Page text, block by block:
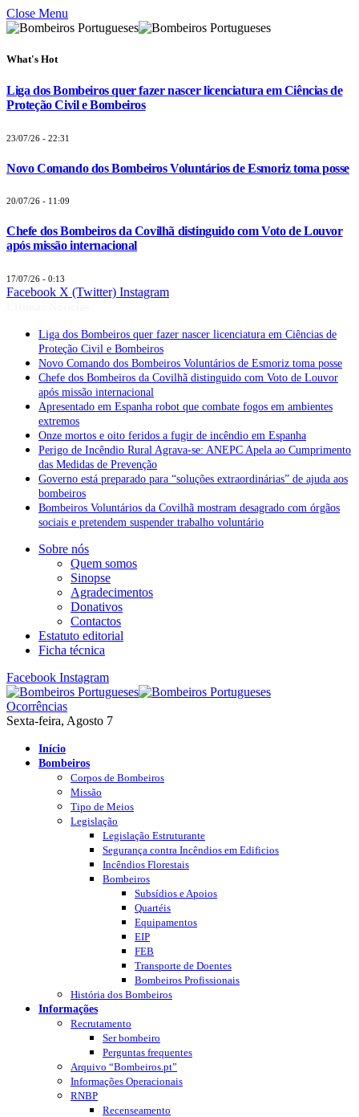
Close Menu
What's Hot
Liga dos Bombeiros quer fazer nascer licenciatura em Ciências de
Proteção Civil e Bombeiros
23/07/26 - 22:31
Novo Comando dos Bombeiros Voluntários de Esmoriz toma posse
20/07/26 - 11:09
Chefe dos Bombeiros da Covilhã distinguido com Voto de Louvor
após missão internacional
17/07/26 - 0:13
Facebook X (Twitter) Instagram
Liga dos Bombeiros quer fazer nascer licenciatura em Ciências de
Proteção Civil e Bombeiros
Novo Comando dos Bombeiros Voluntários de Esmoriz toma posse
Chefe dos Bombeiros da Covilhã distinguido com Voto de Louvor
após missão internacional
Apresentado em Espanha robot que combate fogos em ambientes
extremos
Onze mortos e oito feridos a fugir de incêndio em Espanha
Perigo de Incêndio Rural Agrava-se: ANEPC Apela ao Cumprimento
das Medidas de Prevenção
Governo está preparado para “soluções extraordinárias” de ajuda aos
bombeiros
Bombeiros Voluntários da Covilhã mostram desagrado com órgãos
sociais e pretendem suspender trabalho voluntário
Sobre nós
Quem somos
Sinopse
Agradecimentos
Donativos
Contactos
Estatuto editorial
Ficha técnica
Facebook Instagram
Ocorrências
Sexta-feira, Agosto 7
Início
Bombeiros
Corpos de Bombeiros
Missão
Tipo de Meios
Legislação
Legislação Estruturante
Segurança contra Incêndios em Edificios
Incêndios Florestais
Bombeiros
Subsídios e Apoios
Quartéis
Equipamentos
EIP
FEB
Transporte de Doentes
Bombeiros Profissionais
História dos Bombeiros
Informações
Recrutamento
Ser bombeiro
Perguntas frequentes
Arquivo “Bombeiros.pt”
Informações Operacionais
RNBP
Recenseamento